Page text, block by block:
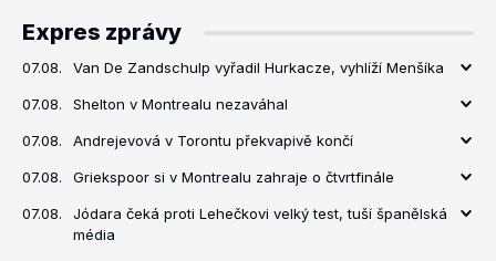
Expres zprávy
07.08. Van De Zandschulp vyřadil Hurkacze, vyhlíží Menšíka
07.08. Shelton v Montrealu nezaváhal
07.08. Andrejevová v Torontu překvapivě končí
07.08. Griekspoor si v Montrealu zahraje o čtvrtfinále
07.08.
Jódara čeká proti Lehečkovi velký test, tuší španělská
média